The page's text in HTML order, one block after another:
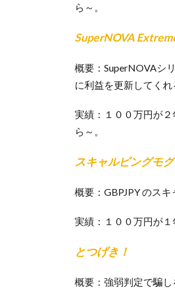
ら～。
SuperNOVA
概要：SuperNOVAシ
に利益を更新してくれ
実績：１００万円が
ら～。
スキャルピングモ
概要：GBPJPY のスキ
実績：１００万円が１
とつげき！
概要：強弱判定で騙